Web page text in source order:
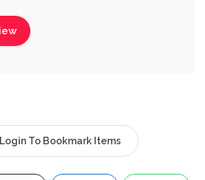
Login To Bookmark Items